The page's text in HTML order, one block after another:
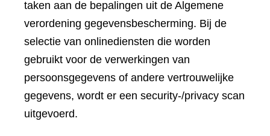
taken aan de bepalingen uit de Algemene
verordening gegevensbescherming. Bij de
selectie van onlinediensten die worden
gebruikt voor de verwerkingen van
persoonsgegevens of andere vertrouwelijke
gegevens, wordt er een security-/privacy scan
uitgevoerd.